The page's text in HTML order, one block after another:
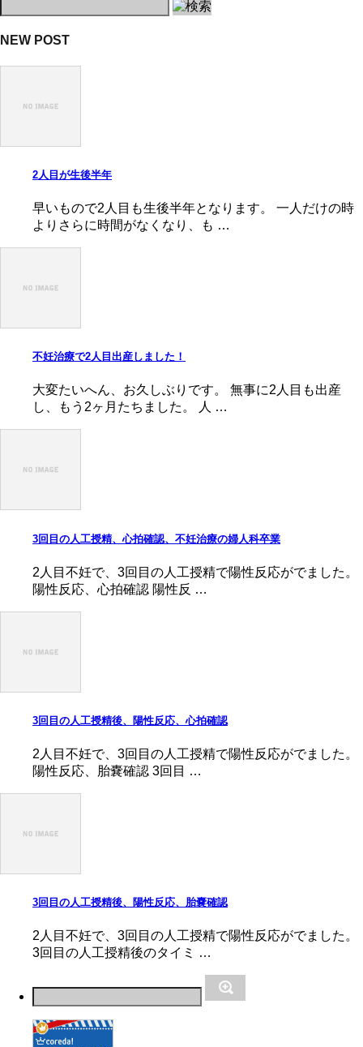
NEW POST
2人目が生後半年
早いもので2人目も生後半年となります。 一人だけの時
よりさらに時間がなくなり、も …
不妊治療で2人目出産しました！
大変たいへん、お久しぶりです。 無事に2人目も出産
し、もう2ヶ月たちました。 人 …
3回目の人工授精、心拍確認、不妊治療の婦人科卒業
2人目不妊で、3回目の人工授精で陽性反応がでました。
陽性反応、心拍確認 陽性反 …
3回目の人工授精後、陽性反応、心拍確認
2人目不妊で、3回目の人工授精で陽性反応がでました。
陽性反応、胎嚢確認 3回目 …
3回目の人工授精後、陽性反応、胎嚢確認
2人目不妊で、3回目の人工授精で陽性反応がでました。
3回目の人工授精後のタイミ …